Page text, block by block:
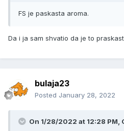
FS je paskasta aroma.
Da i ja sam shvatio da je to
bulaja23
Posted January 28, 2022
On 1/28/2022 at 12:28 PM,